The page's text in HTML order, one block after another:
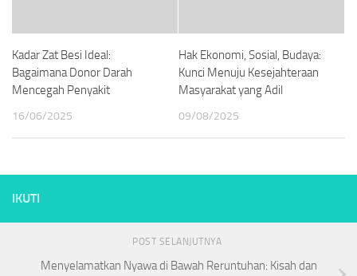
Kadar Zat Besi Ideal:
Bagaimana Donor Darah
Mencegah Penyakit
16/06/2025
Hak Ekonomi, Sosial, Budaya:
Kunci Menuju Kesejahteraan
Masyarakat yang Adil
09/08/2025
IKUTI
POST SELANJUTNYA
Menyelamatkan Nyawa di Bawah Reruntuhan: Kisah dan